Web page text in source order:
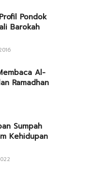
Pondok
Barokah
Al-
Ramadhan
Sumpah
Kehidupan